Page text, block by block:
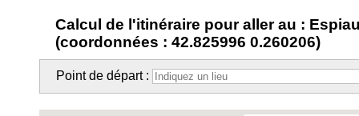
Calcul de l'itinéraire pour aller au :
(coordonnées : 42.825996 0.260206)
Point de départ :